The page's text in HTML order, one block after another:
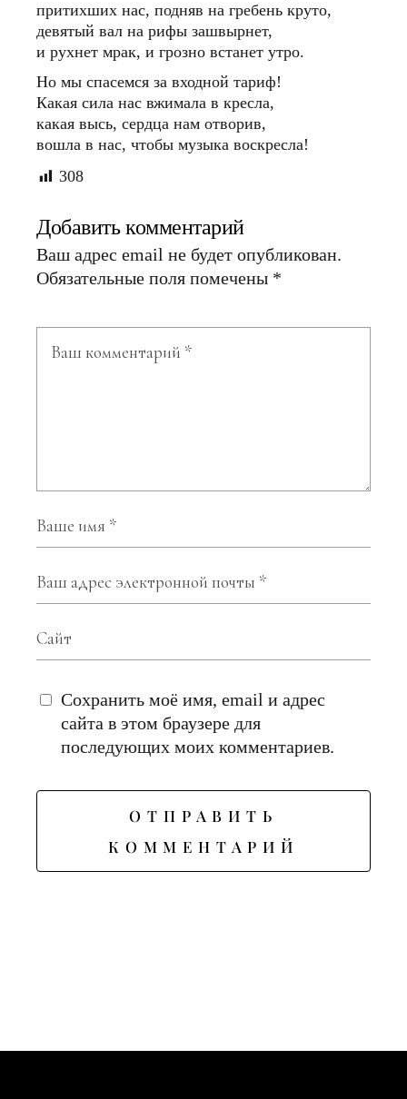
притихших нас, подняв на гребень круто,
девятый вал на рифы зашвырнет,
и рухнет мрак, и грозно встанет утро.
Но мы спасемся за входной тариф!
Какая сила нас вжимала в кресла,
какая высь, сердца нам отворив,
вошла в нас, чтобы музыка воскресла!
308
Добавить комментарий
Ваш адрес email не будет опубликован.
Обязательные поля помечены *
Сохранить моё имя, email и адрес
сайта в этом браузере для
последующих моих комментариев.
ОТПРАВИТЬ
КОММЕНТАРИЙ